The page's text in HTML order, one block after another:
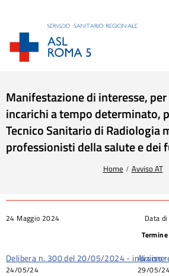
Manifestazione di interesse,
incarichi a tempo determinato,
Tecnico Sanitario di Radiologia
professionisti della salute e dei
Home Avviso AT
Data
24 Maggio 2024
Delibera n. 300 del 20/05/2024 - indizione
24/05/24
Avviso
29/05/